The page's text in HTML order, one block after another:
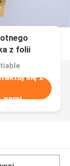
z folii
się z
nami